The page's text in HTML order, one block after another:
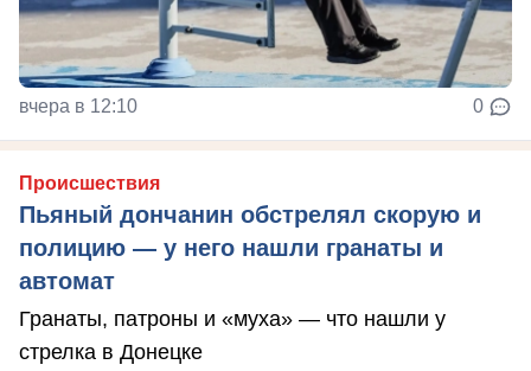
вчера в 12:10 0
Происшествия
Пьяный дончанин обстрелял скорую и
полицию — у него нашли гранаты и
автомат
Гранаты, патроны и «муха» — что нашли у
стрелка в Донецке